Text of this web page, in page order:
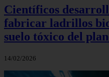
Científicos
fabricar ladrillos
suelo tóxico del
14/02/2026